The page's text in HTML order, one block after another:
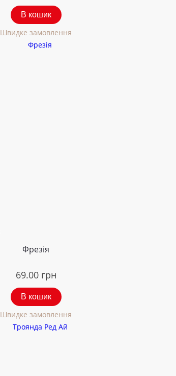
В кошик
Швидке замовлення
Фрезія
69.00 грн
В кошик
Швидке замовлення